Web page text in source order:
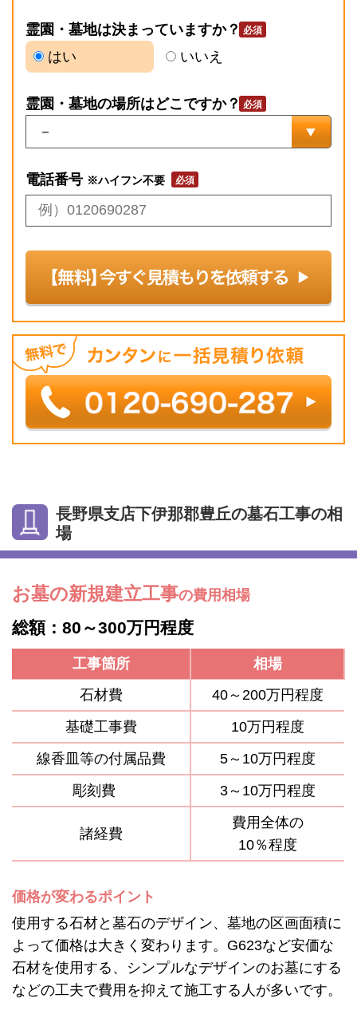
霊園・墓地は決まっていますか？
はい
いいえ
霊園・墓地の場所はどこですか？
電話番号 ※ハイフン不要
長野県支店下伊那郡豊丘の墓石工事の相
場
お墓の新規建立工事の費用相場
総額：80～300万円程度
工事箇所
相場
石材費
40～200万円程度
基礎工事費
10万円程度
線香皿等の付属品費
5～10万円程度
彫刻費
3～10万円程度
諸経費
費用全体の
10％程度
価格が変わるポイント
使用する石材と墓石のデザイン、墓地の区画面積に
よって価格は大きく変わります。G623など安価な
石材を使用する、シンプルなデザインのお墓にする
などの工夫で費用を抑えて施工する人が多いです。